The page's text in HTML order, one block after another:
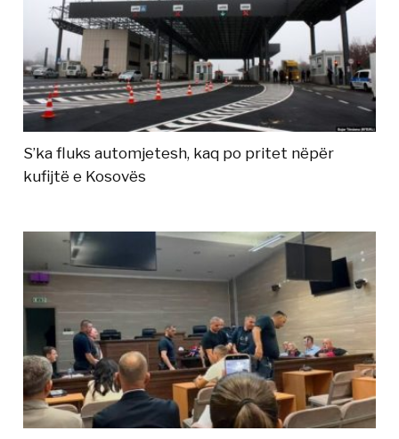
S’ka fluks automjetesh, kaq po pritet nëpër
kufijtë e Kosovës